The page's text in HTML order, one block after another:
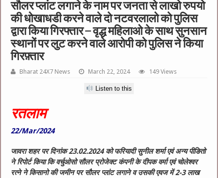
सौलर प्लांट लगाने के नाम पर जनता से लाखो रुपयो
की धोखाधडी करने वाले दो नटवरलालो को पुलिस
द्वारा किया गिरफ्तार – वृद्ध महिलाओ के साथ सुनसान
स्थानों पर लुट करने वाले आरोपी को पुलिस ने किया
गिरफ़्तार
Bharat 24X7 News March 22, 2024 149 Views
Listen to this
रतलाम
22/Mar/2024
जावरा शहर पर दिनांक 23.02.2024 को फरियादी सुनील शर्मा एवं अन्य पीङितो
ने रिपोर्ट किया कि वर्चुओसो सौलर प्रोजेक्ट कंपनी के दीपक वर्मा एवं चोलेश्वर
रत्ने ने किसानो की जमीन पर सौलर प्लांट लगाने व उसकी एवज में 2-3 लाख